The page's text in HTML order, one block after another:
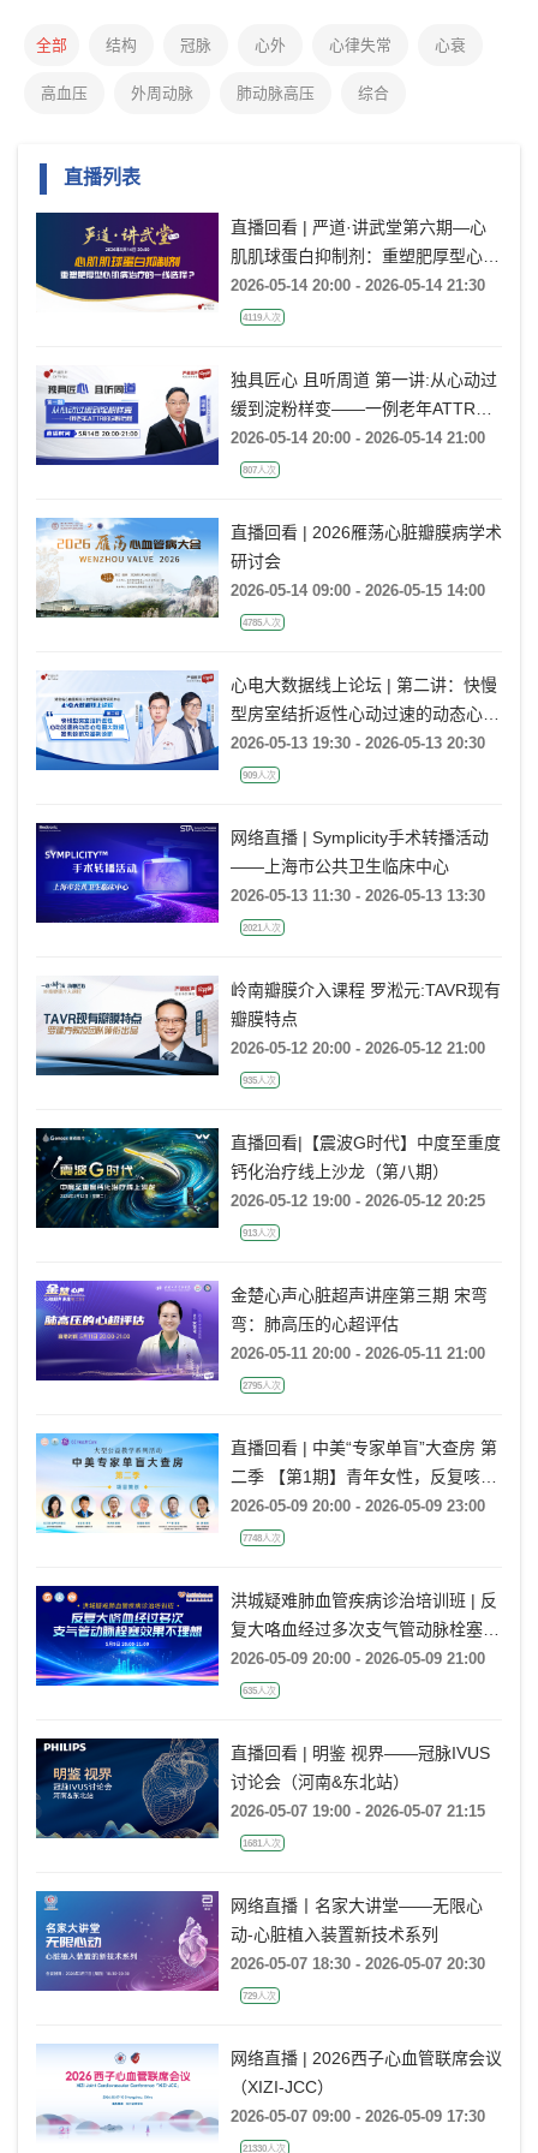
全部 结构 冠脉 心外 心律失常 心衰
高血压 外周动脉 肺动脉高压 综合
直播列表
直播回看 | 严道·讲武堂第六期—心
肌肌球蛋白抑制剂：重塑肥厚型心肌
病治疗的一线选择？
2026-05-14 20:00 - 2026-05-14 21:30
4119人次
独具匠心 且听周道 第一讲:从心动过
缓到淀粉样变——一例老年ATTR的
诊断历程
2026-05-14 20:00 - 2026-05-14 21:00
807人次
直播回看 | 2026雁荡心脏瓣膜病学术
研讨会
2026-05-14 09:00 - 2026-05-15 14:00
4785人次
心电大数据线上论坛 | 第二讲：快慢
型房室结折返性心动过速的动态心电
图大数据案例诊断及鉴别诊断
2026-05-13 19:30 - 2026-05-13 20:30
909人次
网络直播 | Symplicity手术转播活动
——上海市公共卫生临床中心
2026-05-13 11:30 - 2026-05-13 13:30
2021人次
岭南瓣膜介入课程 罗淞元:TAVR现有
瓣膜特点
2026-05-12 20:00 - 2026-05-12 21:00
935人次
直播回看|【震波G时代】中度至重度
钙化治疗线上沙龙（第八期）
2026-05-12 19:00 - 2026-05-12 20:25
913人次
金楚心声心脏超声讲座第三期 宋弯
弯：肺高压的心超评估
2026-05-11 20:00 - 2026-05-11 21:00
2795人次
直播回看 | 中美“专家单盲”大查房 第
二季 【第1期】青年女性，反复咳
嗽、咳痰、气喘半年余，再发加重20
余天
2026-05-09 20:00 - 2026-05-09 23:00
7748人次
洪城疑难肺血管疾病诊治培训班 | 反
复大咯血经过多次支气管动脉栓塞效
果不理想
2026-05-09 20:00 - 2026-05-09 21:00
635人次
直播回看 | 明鉴 视界——冠脉IVUS
讨论会（河南&东北站）
2026-05-07 19:00 - 2026-05-07 21:15
1681人次
网络直播丨名家大讲堂——无限心
动-心脏植入装置新技术系列
2026-05-07 18:30 - 2026-05-07 20:30
729人次
网络直播 | 2026西子心血管联席会议
（XIZI-JCC）
2026-05-07 09:00 - 2026-05-09 17:30
21330人次